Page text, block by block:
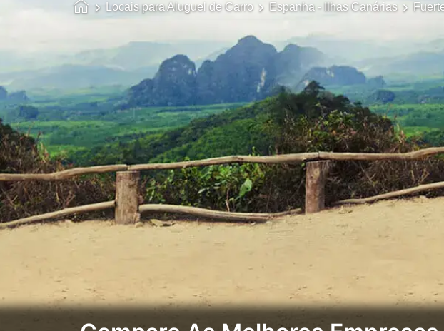
Locais para Aluguel de Carro Espanha - Ilhas Canárias